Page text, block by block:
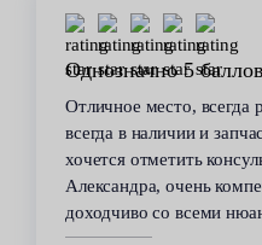
Однозначно 5
Отличное место,
всегда в наличии и
хочется отметить
Александра, очень
доходчиво со всеми